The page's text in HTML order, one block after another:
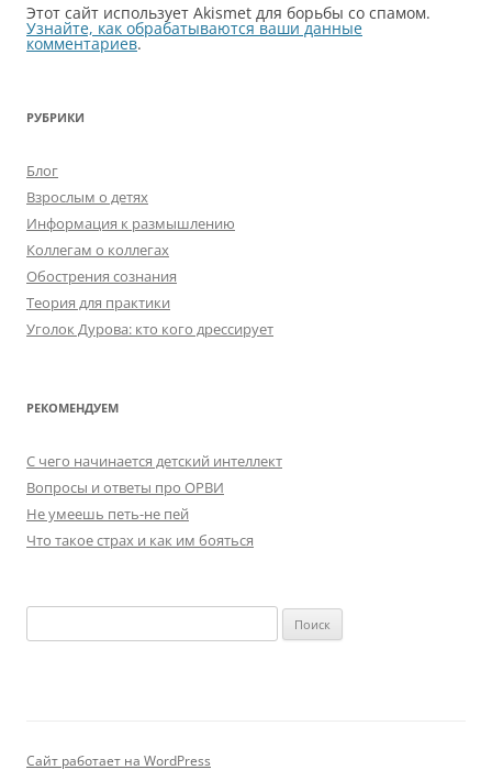
Этот сайт использует Akismet для борьбы со спамом.
Узнайте, как обрабатываются ваши данные
комментариев.
РУБРИКИ
Блог
Взрослым о детях
Информация к размышлению
Коллегам о коллегах
Обострения сознания
Теория для практики
Уголок Дурова: кто кого дрессирует
РЕКОМЕНДУЕМ
C чего начинается детский интеллект
Вопросы и ответы про ОРВИ
Не умеешь петь-не пей
Что такое страх и как им бояться
Сайт работает на WordPress